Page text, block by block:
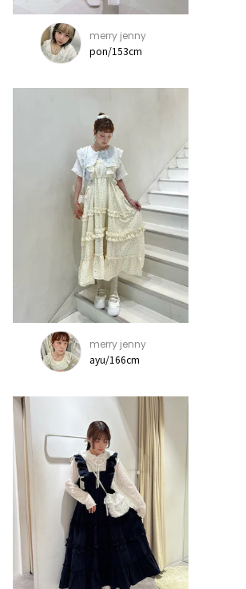
merry jenny
pon/153cm
merry jenny
ayu/166cm